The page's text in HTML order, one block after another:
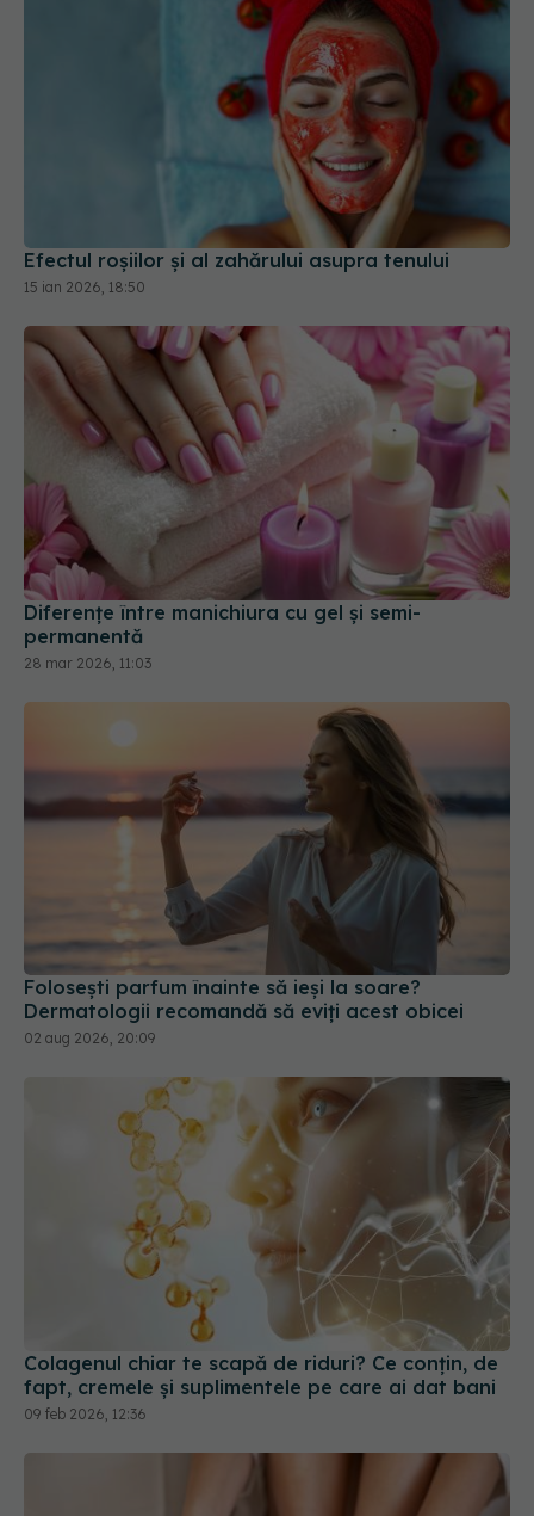
Efectul roșiilor și al zahărului asupra tenului
15 ian 2026, 18:50
Diferențe între manichiura cu gel și semi-
permanentă
28 mar 2026, 11:03
Folosești parfum înainte să ieși la soare?
Dermatologii recomandă să eviți acest obicei
02 aug 2026, 20:09
Colagenul chiar te scapă de riduri? Ce conțin, de
fapt, cremele și suplimentele pe care ai dat bani
09 feb 2026, 12:36